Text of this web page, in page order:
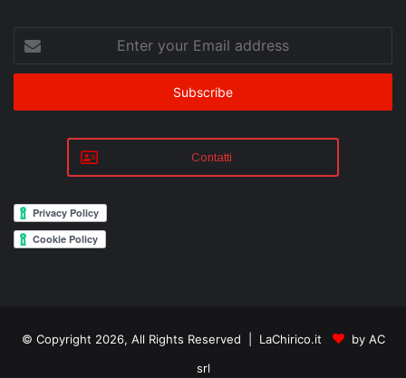
Enter
your
Email
Contatti
© Copyright 2026, All Rights Reserved | LaChirico.it
by AC
srl